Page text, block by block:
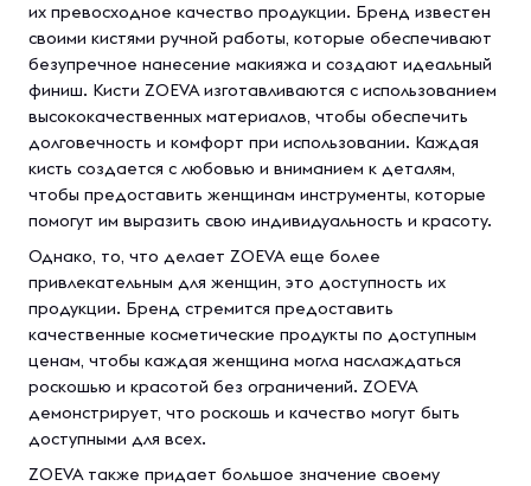
их превосходное качество продукции. Бренд известен
своими кистями ручной работы, которые обеспечивают
безупречное нанесение макияжа и создают идеальный
финиш. Кисти ZOEVA изготавливаются с использованием
высококачественных материалов, чтобы обеспечить
долговечность и комфорт при использовании. Каждая
кисть создается с любовью и вниманием к деталям,
чтобы предоставить женщинам инструменты, которые
помогут им выразить свою индивидуальность и красоту.
Однако, то, что делает ZOEVA еще более
привлекательным для женщин, это доступность их
продукции. Бренд стремится предоставить
качественные косметические продукты по доступным
ценам, чтобы каждая женщина могла наслаждаться
роскошью и красотой без ограничений. ZOEVA
демонстрирует, что роскошь и качество могут быть
доступными для всех.
ZOEVA также придает большое значение своему